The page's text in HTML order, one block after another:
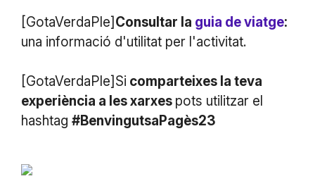
[GotaVerdaPle] Consultar la guia de viatge:
una informació d'utilitat per l'activitat.
[GotaVerdaPle]Si comparteixes la teva
experiència a les xarxes pots utilitzar el
hashtag#BenvingutsaPagès23